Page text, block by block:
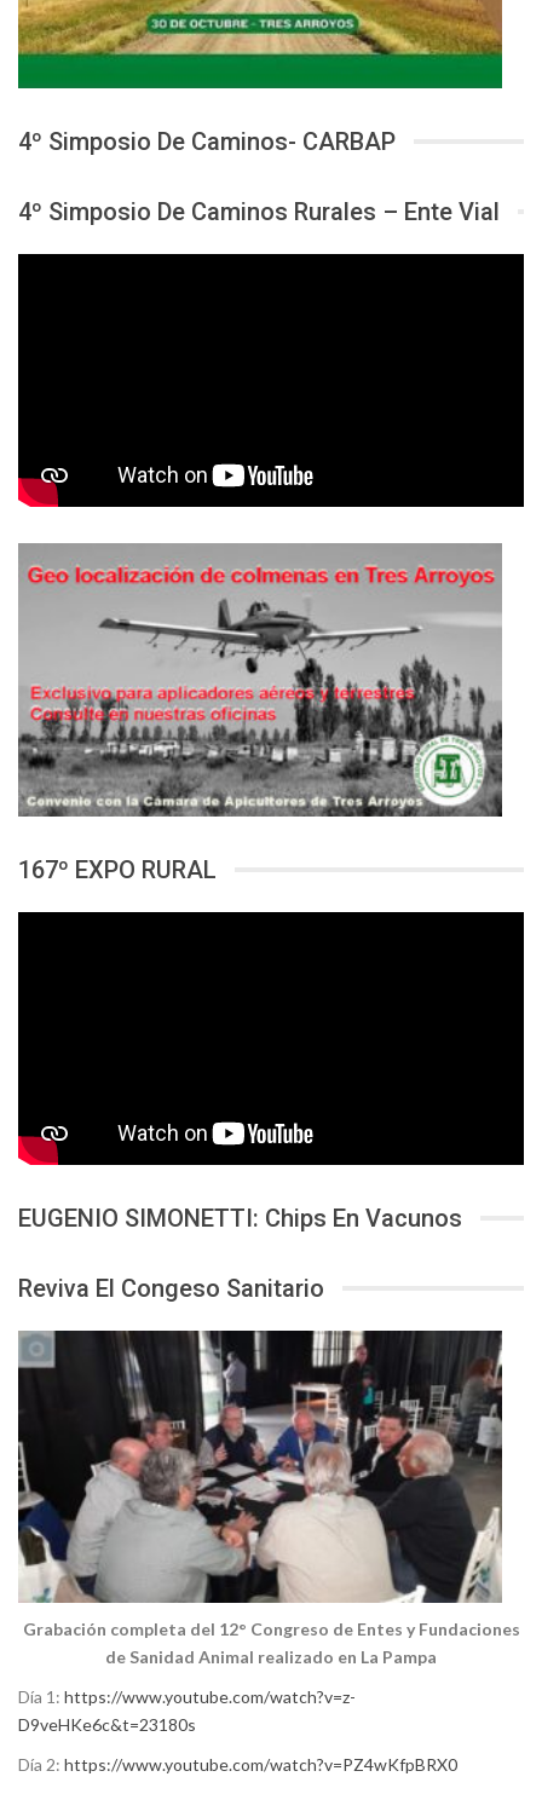
4º Simposio De Caminos- CARBAP
4º Simposio De Caminos Rurales – Ente Vial
167º EXPO RURAL
EUGENIO SIMONETTI: Chips En Vacunos
Reviva El Congeso Sanitario
Grabación completa del 12° Congreso de Entes y Fundaciones
de Sanidad Animal realizado en La Pampa
Día 1: https://www.youtube.com/watch?v=z-
D9veHKe6c&t=23180s
Día 2: https://www.youtube.com/watch?v=PZ4wKfpBRX0